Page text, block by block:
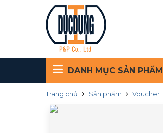
DANH MỤC SẢN PHẨM
Trang chủ Sản phẩm Voucher